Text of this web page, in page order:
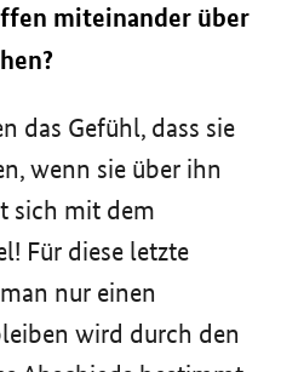
miteinander über
das Gefühl, dass sie
wenn sie über ihn
sich mit dem
Für diese letzte
nur einen
wird durch den